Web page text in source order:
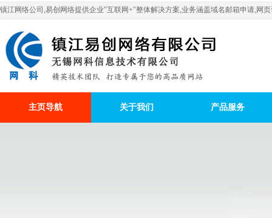
镇江网络公司,易创网络提供企业"互联网+"整体解决方案,业务涵盖域名邮箱申请,网
主页导航 关于我们 产品服务